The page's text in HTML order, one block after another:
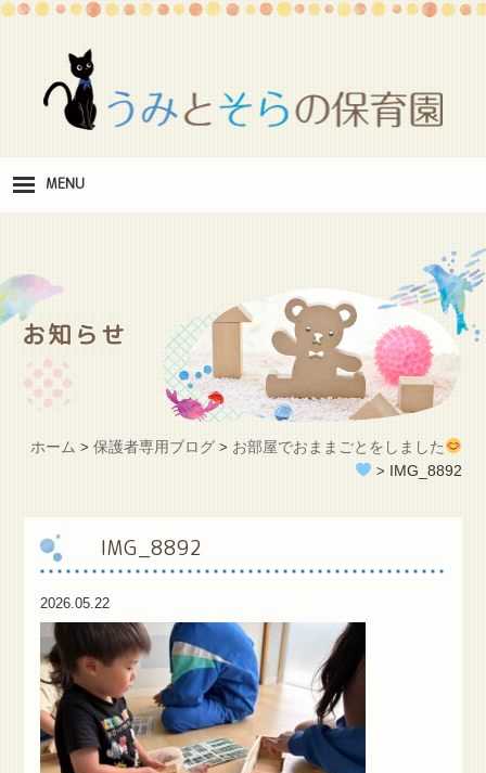
MENU
職
施 設紹介
護者様専用ブログ
お知らせ
ホーム > 保護者専用ブログ> お部屋でおままごとをしました
> IMG_8892
IMG_8892
2026.05.22